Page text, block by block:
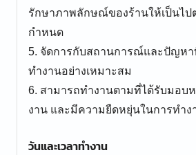
รักษาภาพลักษณ์ของร้านให้เป็นไป
กำหนด
5. จัดการกับสถานการณ์และปัญห
ทำงานอย่างเหมาะสม
6. สามารถทำงานตามที่ได้รับมอบ
งาน และมีความยืดหยุ่นในการทำง
วันและเวลาทำงาน